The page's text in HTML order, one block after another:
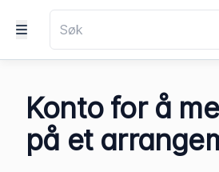
Konto for å
på et